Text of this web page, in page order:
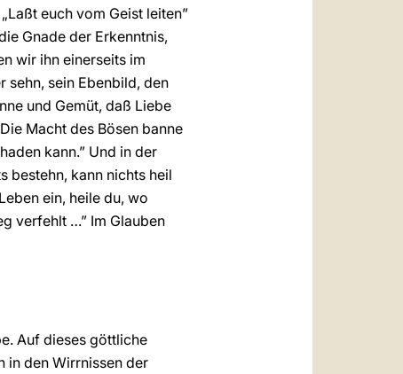
euch vom Geist leiten”
Gnade der Erkenntnis,
wir ihn einerseits im
sehn, sein Ebenbild, den
und Gemüt, daß Liebe
Macht des Bösen banne
kann.” Und in der
bestehn, kann nichts heil
ein, heile du, wo
verfehlt …” Im Glauben
Auf dieses göttliche
in den Wirrnissen der